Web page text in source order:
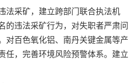
采矿，建立跨部门联合执法机
的违法采矿行为，对失职者严肃问
对百色氧化铝、南丹关键金属等产
任，完善环境风险预警体系。建立